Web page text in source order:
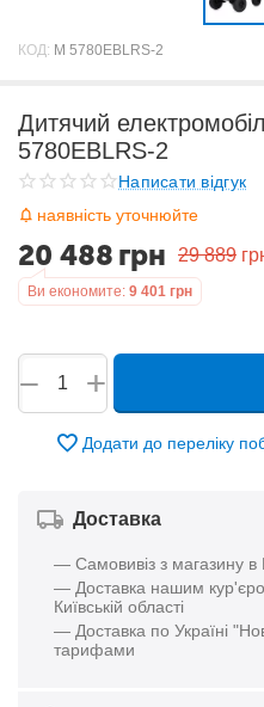
КОД: M 5780EBLRS-2
Дитячий
5780EBLRS-2
Написати відгук
наявність уточнюйте
29 889
20 488 грн
Ви економите: 9 401 грн
+
−
Додати до переліку
Доставка
— Самовивіз з магазину в
— Доставка нашим
Київській області
— Доставка по Україні
тарифами